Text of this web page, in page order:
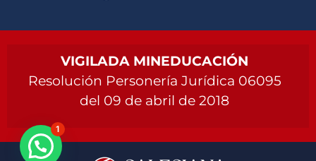
VIGILADA MINEDUCACIÓN
Resolución Personería Jurídica 06095
del 09 de abril de 2018
1